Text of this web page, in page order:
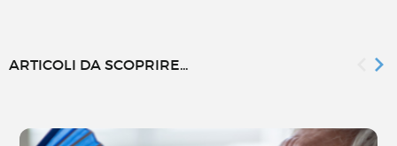
ARTICOLI DA SCOPRIRE...